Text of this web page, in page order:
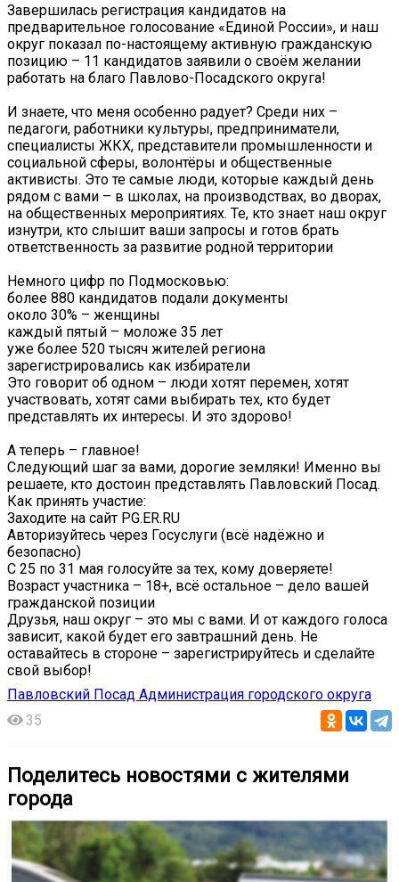
Завершилась регистрация кандидатов на
предварительное голосование «Единой России», и наш
округ показал по-настоящему активную гражданскую
позицию – 11 кандидатов заявили о своём желании
работать на благо Павлово-Посадского округа!
И знаете, что меня особенно радует? Среди них –
педагоги, работники культуры, предприниматели,
специалисты ЖКХ, представители промышленности и
социальной сферы, волонтёры и общественные
активисты. Это те самые люди, которые каждый день
рядом с вами – в школах, на производствах, во дворах,
на общественных мероприятиях. Те, кто знает наш округ
изнутри, кто слышит ваши запросы и готов брать
ответственность за развитие родной территории
Немного цифр по Подмосковью:
более 880 кандидатов подали документы
около 30% – женщины
каждый пятый – моложе 35 лет
уже более 520 тысяч жителей региона
зарегистрировались как избиратели
Это говорит об одном – люди хотят перемен, хотят
участвовать, хотят сами выбирать тех, кто будет
представлять их интересы. И это здорово!
А теперь – главное!
Следующий шаг за вами, дорогие земляки! Именно вы
решаете, кто достоин представлять Павловский Посад.
Как принять участие:
Заходите на сайт PG.ER.RU
Авторизуйтесь через Госуслуги (всё надёжно и
безопасно)
С 25 по 31 мая голосуйте за тех, кому доверяете!
Возраст участника – 18+, всё остальное – дело вашей
гражданской позиции
Друзья, наш округ – это мы с вами. И от каждого голоса
зависит, какой будет его завтрашний день. Не
оставайтесь в стороне – зарегистрируйтесь и сделайте
свой выбор!
Павловский Посад Администрация городского округа
35
Поделитесь новостями с жителями
города